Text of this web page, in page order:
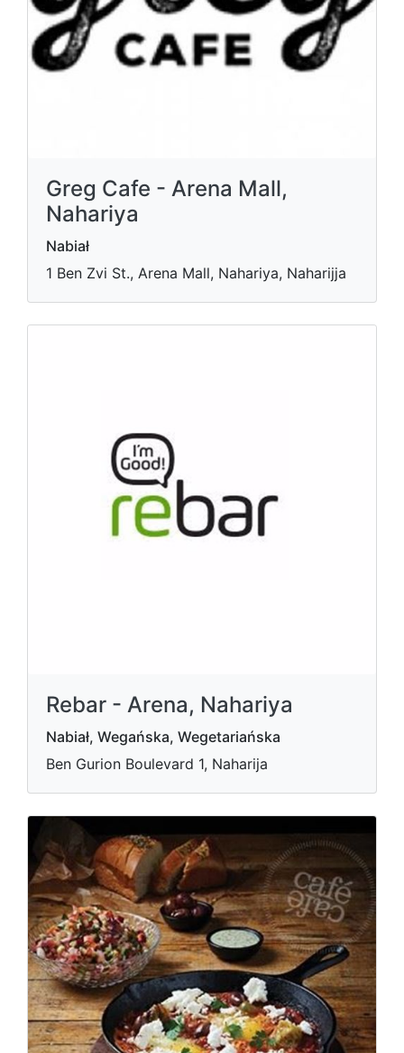
Greg Cafe - Arena Mall,
Nahariya
Nabiał
1 Ben Zvi St., Arena Mall, Nahariya, Naharijja
Rebar - Arena, Nahariya
Nabiał, Wegańska, Wegetariańska
Ben Gurion Boulevard 1, Naharija